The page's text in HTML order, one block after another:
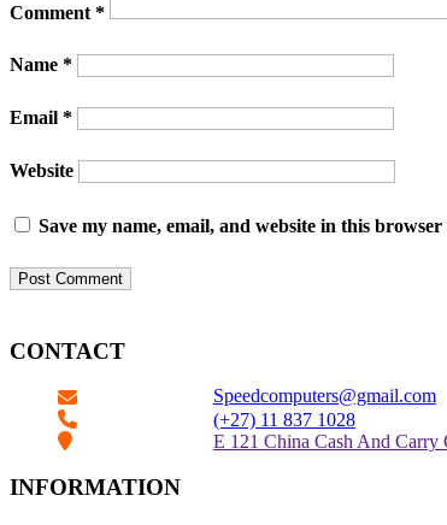
Comment *
Name *
Email *
Website
Save my name, email, and website in this
CONTACT
 Speedcomputers@gmail.com
 (+27) 11 837 1028
 E 121 China Cash And Carry
INFORMATION